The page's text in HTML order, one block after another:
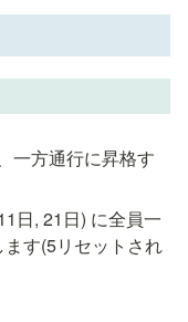
一方通行に昇格す
日, 21日) に全員一
す(5リセットされ